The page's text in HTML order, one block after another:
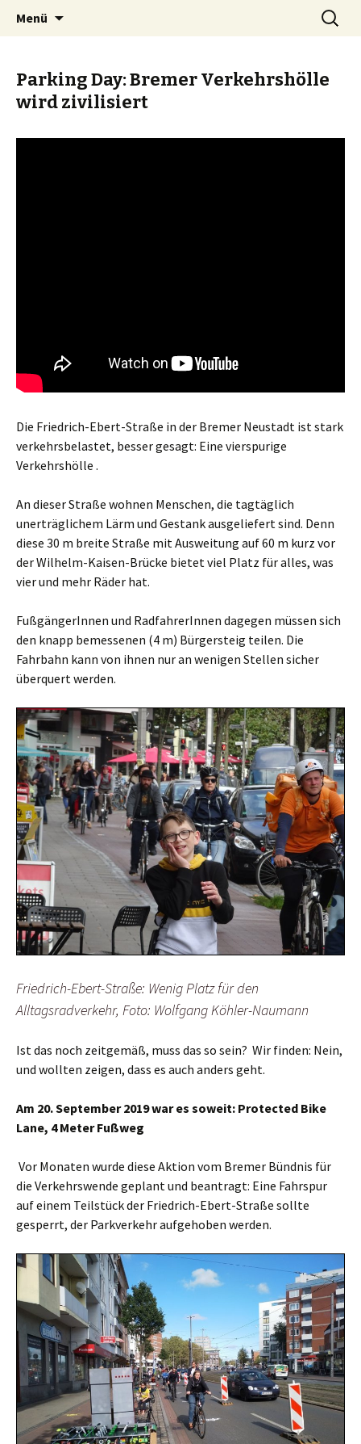
BREMENIZE
Menü
Suchen
nach:
Parking Day: Bremer Verkehrshölle
wird zivilisiert
Die Friedrich-Ebert-Straße in der Bremer Neustadt ist stark
verkehrsbelastet, besser gesagt: Eine vierspurige
Verkehrshölle .
An dieser Straße wohnen Menschen, die tagtäglich
unerträglichem Lärm und Gestank ausgeliefert sind. Denn
diese 30 m breite Straße mit Ausweitung auf 60 m kurz vor
der Wilhelm-Kaisen-Brücke bietet viel Platz für alles, was
vier und mehr Räder hat.
FußgängerInnen und RadfahrerInnen dagegen müssen sich
den knapp bemessenen (4 m) Bürgersteig teilen. Die
Fahrbahn kann von ihnen nur an wenigen Stellen sicher
überquert werden.
Friedrich-Ebert-Straße: Wenig Platz für den
Alltagsradverkehr, Foto: Wolfgang Köhler-Naumann
Ist das noch zeitgemäß, muss das so sein? Wir finden: Nein,
und wollten zeigen, dass es auch anders geht.
Am 20. September 2019 war es soweit: Protected Bike
Lane, 4 Meter Fußweg
Vor Monaten wurde diese Aktion vom Bremer Bündnis für
die Verkehrswende geplant und beantragt: Eine Fahrspur
auf einem Teilstück der Friedrich-Ebert-Straße sollte
gesperrt, der Parkverkehr aufgehoben werden.